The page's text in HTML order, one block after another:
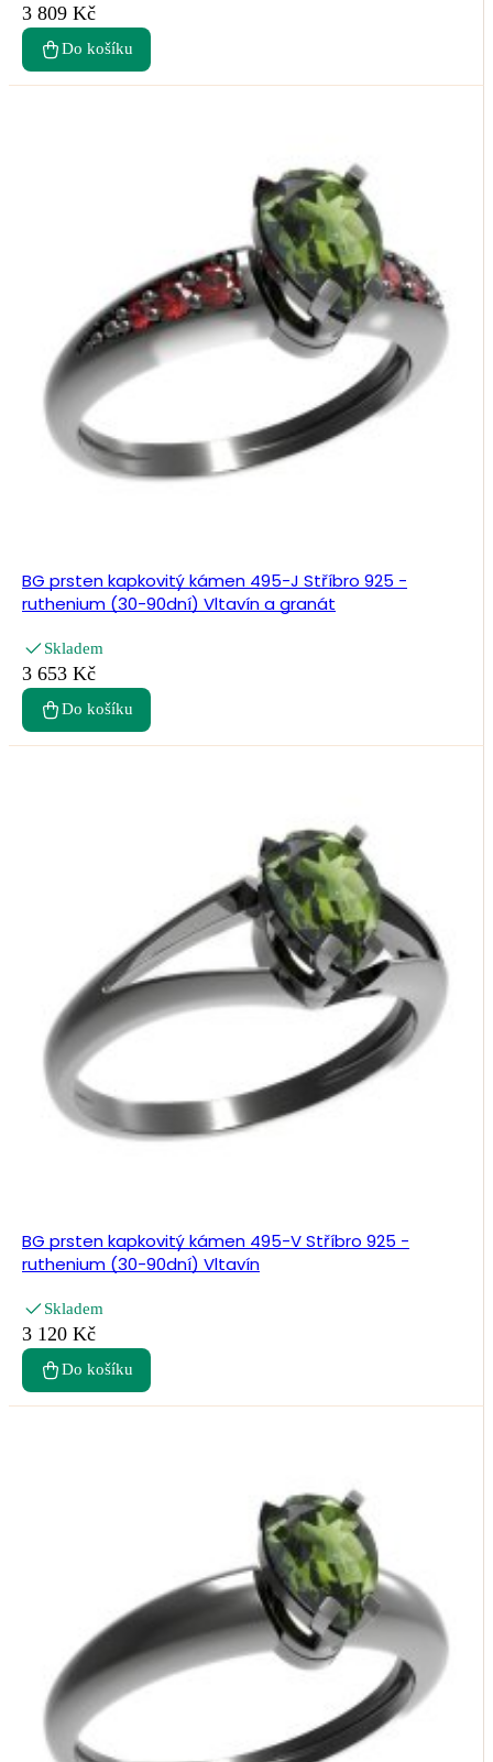
3 809 Kč
Do košíku
BG prsten kapkovitý kámen 495-J Stříbro 925 -
ruthenium (30-90dní) Vltavín a granát
Skladem
3 653 Kč
Do košíku
BG prsten kapkovitý kámen 495-V Stříbro 925 -
ruthenium (30-90dní) Vltavín
Skladem
3 120 Kč
Do košíku